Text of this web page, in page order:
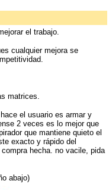
el trabajo.
cualquier mejora se
matrices.
el usuario es armar y
2 veces es lo mejor que
que mantiene quieto el
exacto y rápido del
hecha. no vacile, pida
abajo)